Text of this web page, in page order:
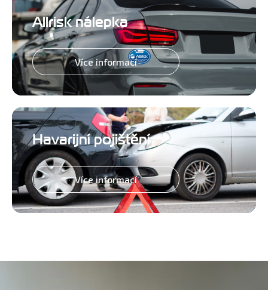
Allrisk nálepka
Více informací
Havarijní pojištění
Více informací